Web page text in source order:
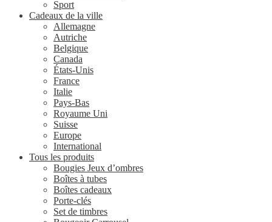
Sport
Cadeaux de la ville
Allemagne
Autriche
Belgique
Canada
États-Unis
France
Italie
Pays-Bas
Royaume Uni
Suisse
Europe
International
Tous les produits
Bougies Jeux d’ombres
Boîtes à tubes
Boîtes cadeaux
Porte-clés
Set de timbres